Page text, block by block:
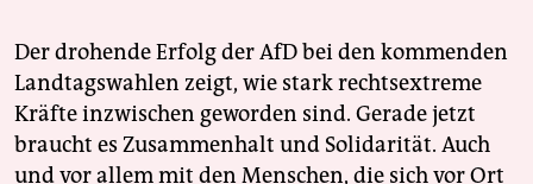
Der drohende Erfolg der AfD bei den kommenden
Landtagswahlen zeigt, wie stark rechtsextreme
Kräfte inzwischen geworden sind. Gerade jetzt
braucht es Zusammenhalt und Solidarität. Auch
und vor allem mit den Menschen, die sich vor Ort